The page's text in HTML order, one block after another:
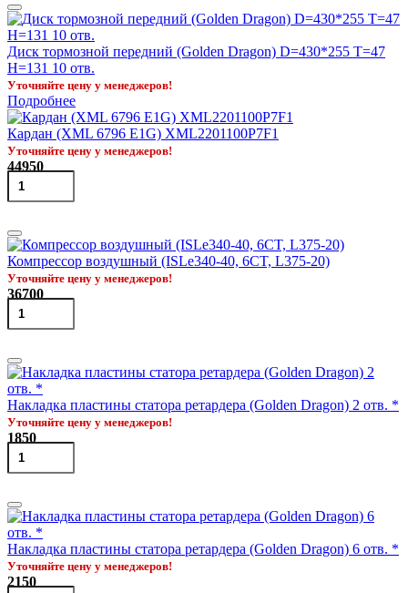
Диск тормозной передний (Golden Dragon) D=430*255 T=47
H=131 10 отв.
Уточняйте цену у менеджеров!
Подробнее
Кардан (XML 6796 Е1G) XML2201100P7F1
Уточняйте цену у менеджеров!
44950
Компрессор воздушный (ISLe340-40, 6CT, L375-20)
Уточняйте цену у менеджеров!
36700
Накладка пластины статора ретардера (Golden Dragon) 2 отв. *
Уточняйте цену у менеджеров!
1850
Накладка пластины статора ретардера (Golden Dragon) 6 отв. *
Уточняйте цену у менеджеров!
2150